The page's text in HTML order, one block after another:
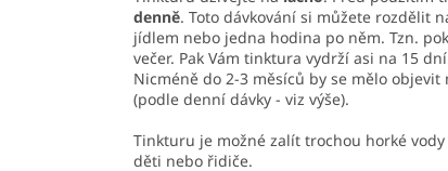
denně. Toto dávkování si můžete rozdělit
jídlem nebo jedna hodina po něm. Tzn.
večer. Pak Vám tinktura vydrží asi na 15
Nicméně do 2-3 měsíců by se mělo
(podle denní dávky - viz výše).
Tinkturu je možné zalít trochou horké
děti nebo řidiče.